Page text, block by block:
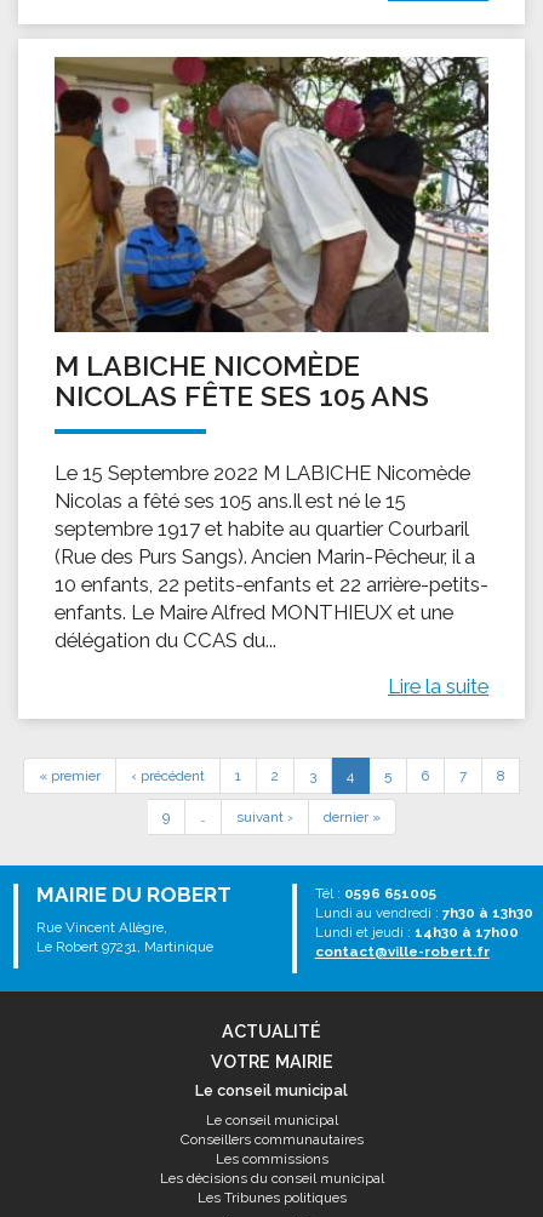
M LABICHE NICOMÈDE
NICOLAS FÊTE SES 105 ANS
Le 15 Septembre 2022 M LABICHE Nicomède
Nicolas a fêté ses 105 ans.Il est né le 15
septembre 1917 et habite au quartier Courbaril
(Rue des Purs Sangs). Ancien Marin-Pêcheur, il a
10 enfants, 22 petits-enfants et 22 arrière-petits-
enfants. Le Maire Alfred MONTHIEUX et une
délégation du CCAS du...
Lire la suite
« premier ‹ précédent 1 2 3 4 5 6 7 8
9 … suivant › dernier »
MAIRIE DU ROBERT
Rue Vincent Allègre,
Le Robert 97231, Martinique
Tél : 0596 651005
Lundi au vendredi : 7h30 à 13h30
Lundi et jeudi : 14h30 à 17h00
contact@ville-robert.fr
ACTUALITÉ
VOTRE MAIRIE
Le conseil municipal
Le conseil municipal
Conseillers communautaires
Les commissions
Les décisions du conseil municipal
Les Tribunes politiques